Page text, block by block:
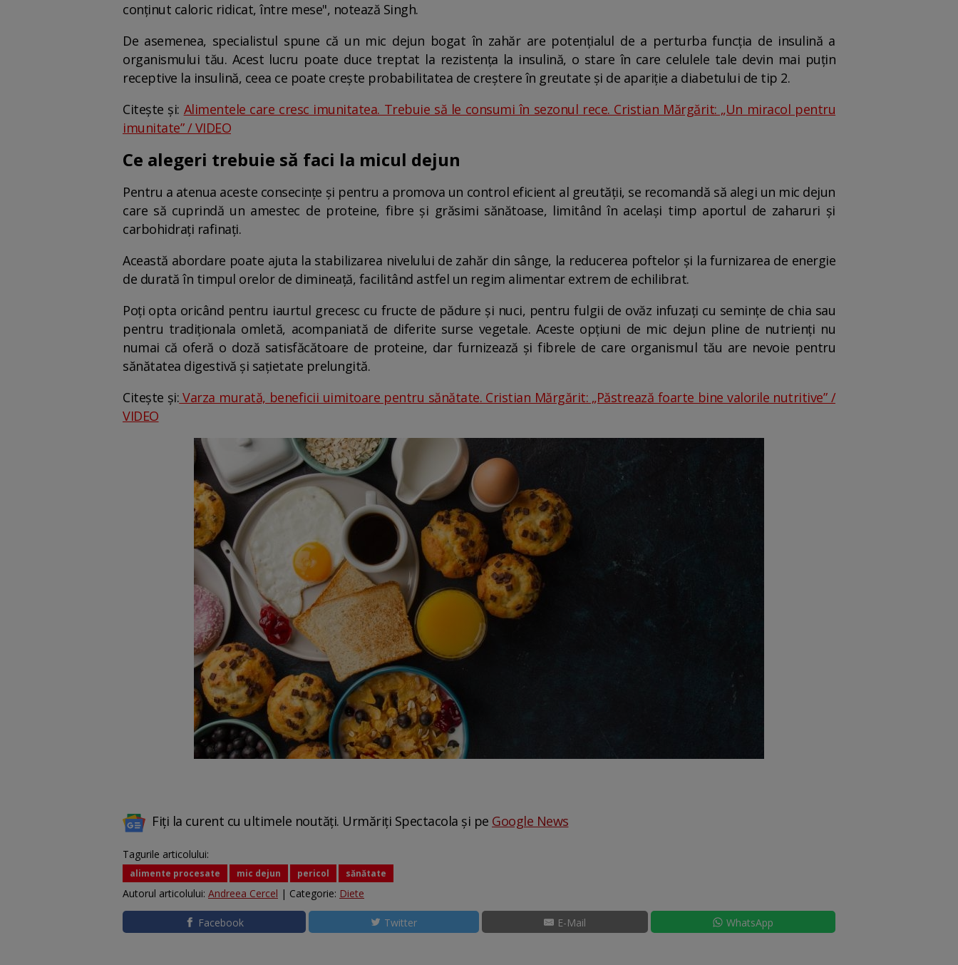
conținut caloric ridicat, între mese", notează Singh.
De asemenea, specialistul spune că un mic dejun bogat în zahăr are potențialul de a perturba funcția de insulină a
organismului tău. Acest lucru poate duce treptat la rezistența la insulină, o stare în care celulele tale devin mai puțin
receptive la insulină, ceea ce poate crește probabilitatea de creștere în greutate și de apariție a diabetului de tip 2.
Citește și: Alimentele care cresc imunitatea. Trebuie să le consumi în sezonul rece. Cristian Mărgărit: „Un miracol pentru
imunitate” / VIDEO
Ce alegeri trebuie să faci la micul dejun
Pentru a atenua aceste consecințe și pentru a promova un control eficient al greutății, se recomandă să alegi un mic dejun
care să cuprindă un amestec de proteine, fibre și grăsimi sănătoase, limitând în același timp aportul de zaharuri și
carbohidrați rafinați.
Această abordare poate ajuta la stabilizarea nivelului de zahăr din sânge, la reducerea poftelor și la furnizarea de energie
de durată în timpul orelor de dimineață, facilitând astfel un regim alimentar extrem de echilibrat.
Poți opta oricând pentru iaurtul grecesc cu fructe de pădure și nuci, pentru fulgii de ovăz infuzați cu semințe de chia sau
pentru tradiționala omletă, acompaniată de diferite surse vegetale. Aceste opțiuni de mic dejun pline de nutrienți nu
numai că oferă o doză satisfăcătoare de proteine, dar furnizează și fibrele de care organismul tău are nevoie pentru
sănătatea digestivă și sațietate prelungită.
Citește și: Varza murată, beneficii uimitoare pentru sănătate. Cristian Mărgărit: „Păstrează foarte bine valorile nutritive” /
VIDEO
Fiți la curent cu ultimele noutăți. Urmăriți Spectacola și pe Google News
Tagurile articolului:
alimente procesate mic dejun pericol sănătate
Autorul articolului: Andreea Cercel | Categorie: Diete
Facebook Twitter E-Mail WhatsApp